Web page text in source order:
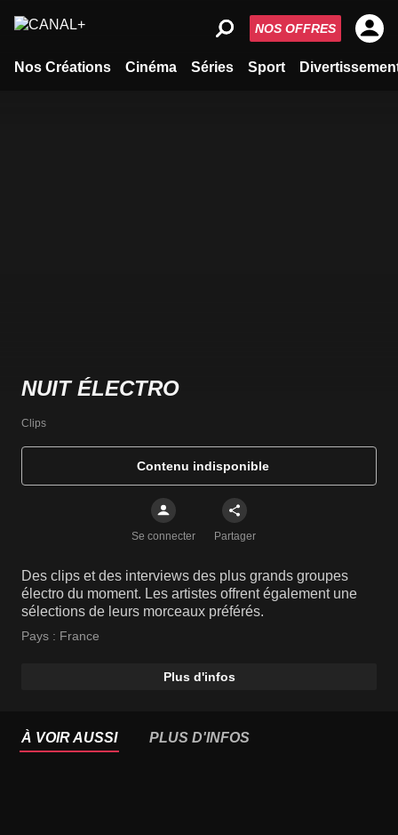
Nos Créations Cinéma Séries Sport
NOS OFFRES
NUIT ÉLECTRO
Clips
Contenu indisponible
Se connecter Partager
Des clips et des interviews des plus grands groupes
électro du moment. Les artistes offrent également une
sélections de leurs morceaux préférés.
Pays : France
Plus d'infos
À VOIR AUSSI PLUS D'INFOS